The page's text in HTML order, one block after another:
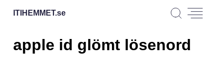
ITIHEMMET.se
apple id glömt lösenord